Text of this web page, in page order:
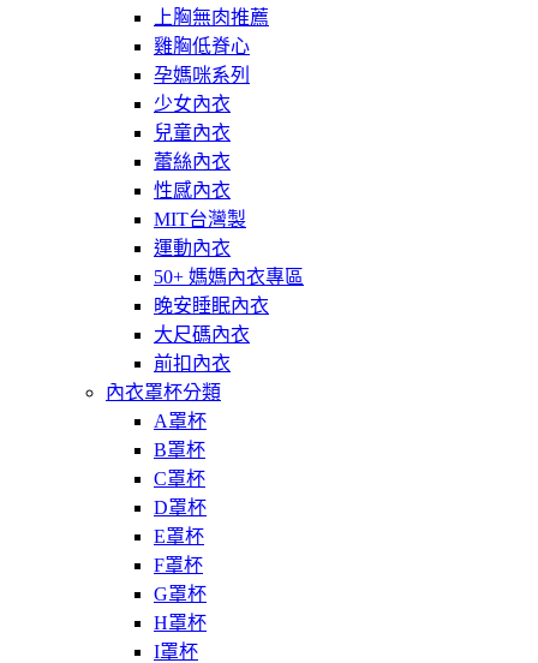
上胸無肉推薦
雞胸低脊心
孕媽咪系列
少女內衣
兒童內衣
蕾絲內衣
性感內衣
MIT台灣製
運動內衣
50+ 媽媽內衣專區
晚安睡眠內衣
大尺碼內衣
前扣內衣
內衣罩杯分類
A罩杯
B罩杯
C罩杯
D罩杯
E罩杯
F罩杯
G罩杯
H罩杯
I罩杯